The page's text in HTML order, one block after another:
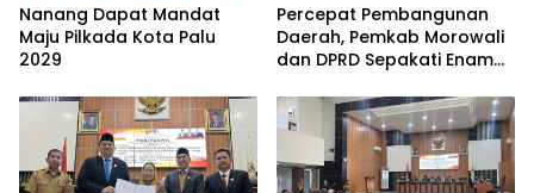
Nanang Dapat Mandat
Maju Pilkada Kota Palu
2029
Percepat Pembangunan
Daerah, Pemkab Morowali
dan DPRD Sepakati Enam